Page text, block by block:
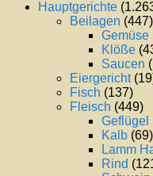
Hauptgerichte
Beilagen (447)
Gemüse
Klöße
Saucen
Eiergericht
Fisch (137)
Fleisch (449)
Geflügel
Kalb (69)
Lamm
Rind